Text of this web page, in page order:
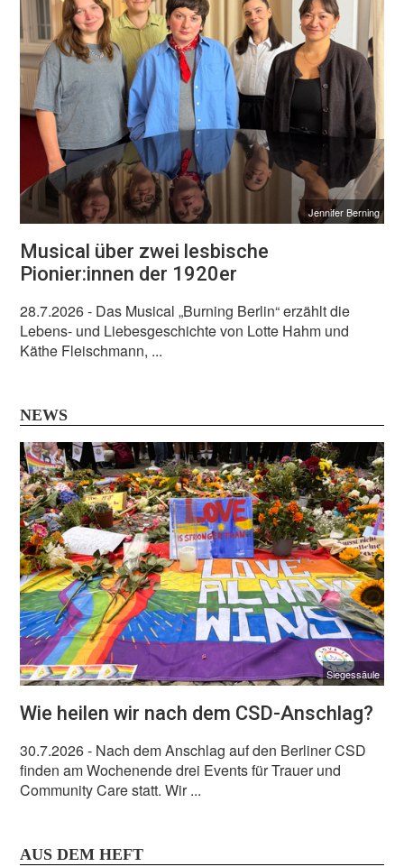
Jennifer Berning
Musical über zwei lesbische
Pionier:innen der 1920er
28.7.2026- Das Musical „Burning Berlin“ erzählt die
Lebens- und Liebesgeschichte von Lotte Hahm und
Käthe Fleischmann, ...
NEWS
Siegessäule
Wie heilen wir nach dem CSD-Anschlag?
30.7.2026- Nach dem Anschlag auf den Berliner CSD
finden am Wochenende drei Events für Trauer und
Community Care statt. Wir ...
AUS DEM HEFT